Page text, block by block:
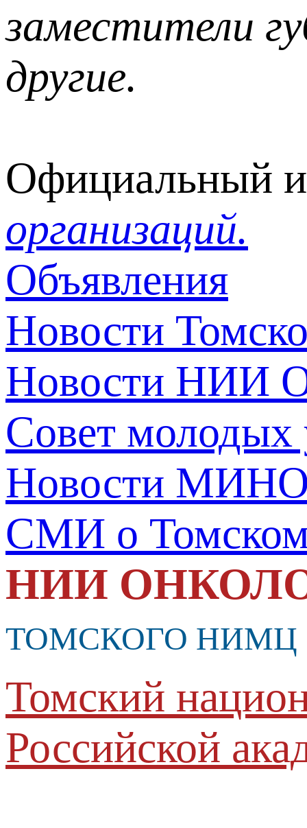
заместители
другие.
Официальный
организаций.
Объявления
Новости
Новости НИИ
Совет молодых
Новости
СМИ о
НИИ
ТОМСКОГО НИМЦ
Томский
Российской